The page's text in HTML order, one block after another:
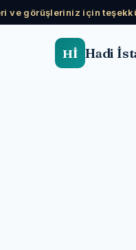
ve görüşleriniz için
Hİ Hadi